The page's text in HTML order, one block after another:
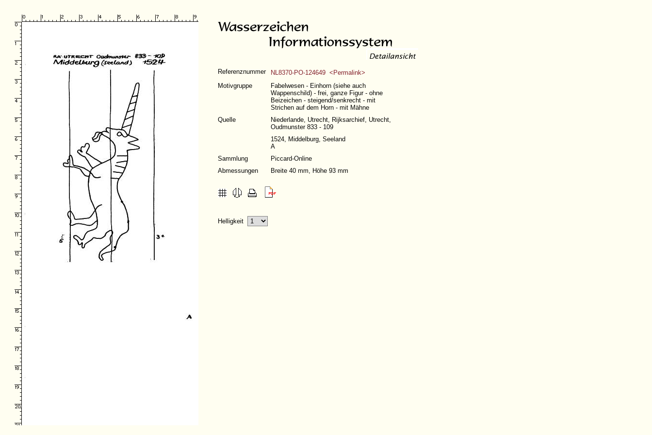
Referenznummer
NL8370-PO-124649 <Permalink>
Motivgruppe
Fabelwesen - Einhorn (siehe auch
Wappenschild) - frei, ganze Figur - ohne
Beizeichen - steigend/senkrecht - mit
Strichen auf dem Horn - mit Mähne
Quelle
Niederlande, Utrecht, Rijksarchief, Utrecht,
Oudmunster 833 - 109
1524, Middelburg, Seeland
A
Sammlung
Piccard-Online
Abmessungen
Breite 40 mm, Höhe 93 mm
Helligkeit